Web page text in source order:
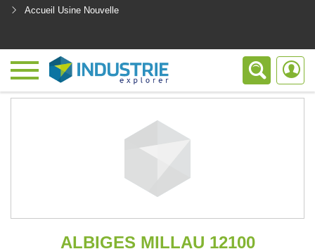
Accueil Usine Nouvelle
ALBIGES MILLAU 12100